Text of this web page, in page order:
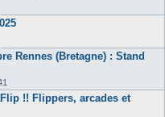
Rennes (Bretagne) : Stand
!! Flippers, arcades et